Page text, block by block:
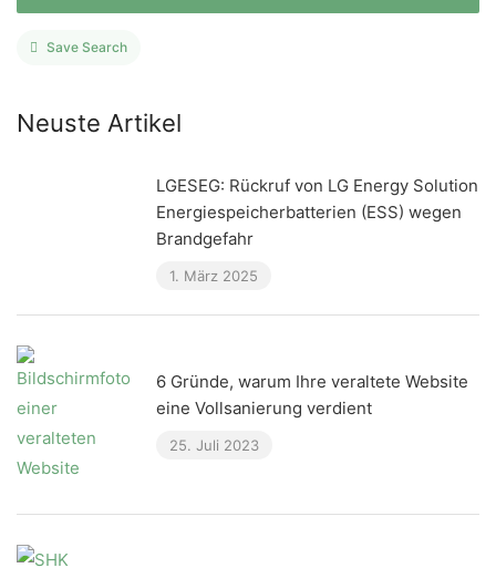
Save Search
Neuste Artikel
LGESEG: Rückruf von LG Energy Solution
Energiespeicherbatterien (ESS) wegen
Brandgefahr
1. März 2025
6 Gründe, warum Ihre veraltete Website
eine Vollsanierung verdient
25. Juli 2023